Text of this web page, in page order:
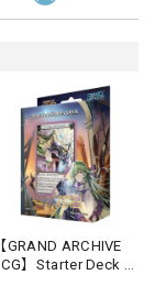
【GRAND ARCHIVE
】Starter Deck -